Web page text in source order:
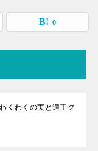
0
くわくの実と適正ク